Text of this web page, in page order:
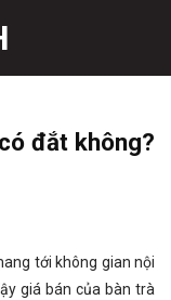
đắt không?
tới không gian nội
giá bán của bàn trà